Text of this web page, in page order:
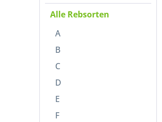
Alle Rebsorten
A
B
C
D
E
F